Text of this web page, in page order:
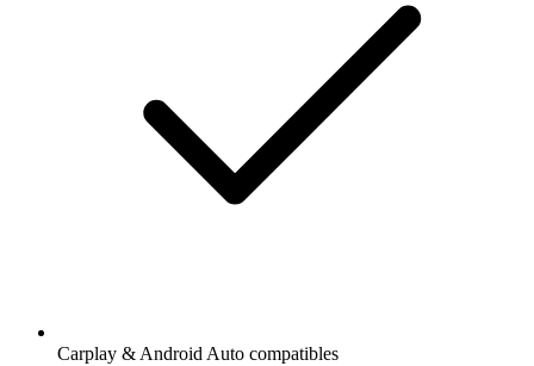
Carplay & Android Auto compatibles